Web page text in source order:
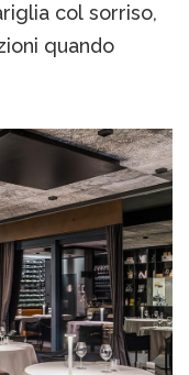
col sorriso,
quando